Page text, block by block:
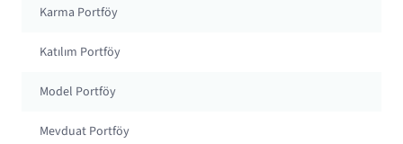
Karma Portföy
Katılım Portföy
Model Portföy
Mevduat Portföy